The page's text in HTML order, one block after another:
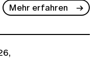
Mehr erfahren